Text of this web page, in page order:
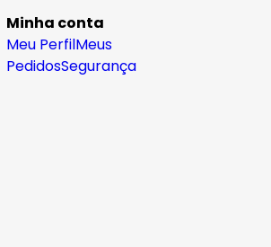
Minha conta
Meu PerfilMeus
PedidosSegurança